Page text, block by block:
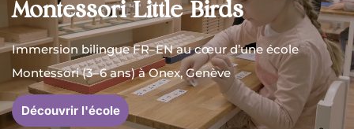
Montessori Little Birds
Immersion bilingue FR–EN au cœur d’une école
Montessori (3–6 ans) à Onex, Genève
Découvrir l'école